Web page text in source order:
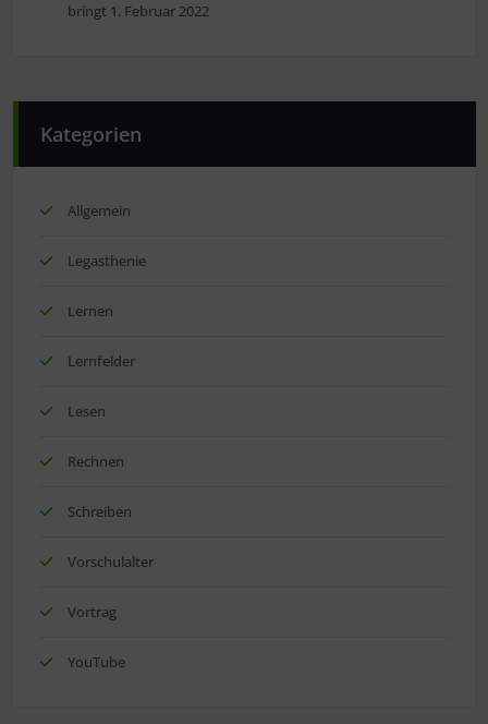
bringt 1. Februar 2022
Kategorien
Allgemein
Legasthenie
Lernen
Lernfelder
Lesen
Rechnen
Schreiben
Vorschulalter
Vortrag
YouTube